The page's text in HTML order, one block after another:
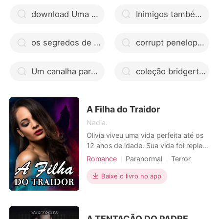
download Uma Noiva para Samuel livro pdf Inimigos também se beijam
os segredos de colin bridgerton pdf corrupt penelope douglas mobi
Um canalha para a estrela coleção bridgerton pdf docero
A Filha do Traidor
Nadia.
Olivia viveu uma vida perfeita até os
12 anos de idade. Sua vida foi repleta
de felicidade e as pessoas que
foram os filhos do Alfa, que eram
trigêmeos não idênticos. Eles
companheiros. Tudo em sua
Romance Paranormal
Terror
Fantasia
Grande amor
Mal-entendido
Arrogante
Baixe o livro no app